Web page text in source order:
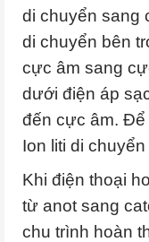
di chuyển sang
di chuyển bên
cực âm sang
dưới điện áp
đến cực âm. Để
Ion liti di
Khi điện thoại
từ anot sang
chu trình hoàn